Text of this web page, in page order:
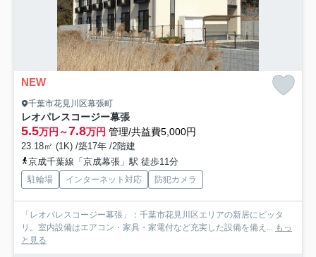
NEW
千葉市花見川区幕張町
レオパレスコージー幕張
5.5万円～7.8万円 管理/共益費5,000円
23.18㎡ (1K) /築17年 /2階建
京成千葉線「京成幕張」駅 徒歩11分
駐輪場 インターネット対応 防犯カメラ
「レオパレスコージー幕張」：千葉市花見川区エリアの新居にピッタ
リ。室内設備はエアコン・家具・家電付など充実した設備を備え...
もっ
と見る